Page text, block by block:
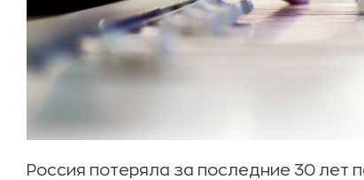
Россия потеряла за последние 30 лет